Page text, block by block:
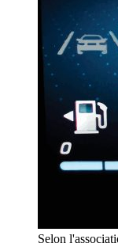
Selon